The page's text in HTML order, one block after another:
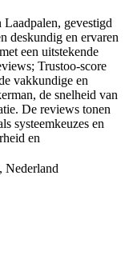
gevestigd
deskundig en ervaren
een uitstekende
Trustoo-score
vakkundige en
de snelheid van
De reviews tonen
systeemkeuzes en
en
Nederland